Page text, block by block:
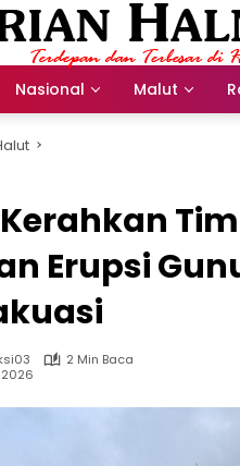
Nasional Malut
Kerahkan
Erupsi
2 Min Baca
2026